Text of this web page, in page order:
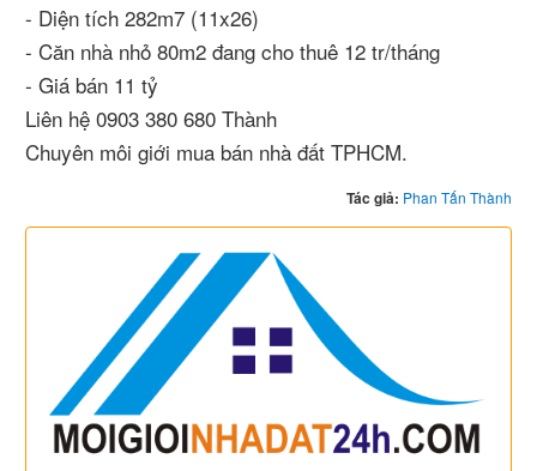
- Diện tích 282m7 (11x26)
- Căn nhà nhỏ 80m2 đang cho thuê 12 tr/tháng
- Giá bán 11 tỷ
Liên hệ 0903 380 680 Thành
Chuyên môi giới mua bán nhà đất TPHCM.
Tác giả: Phan Tấn Thành